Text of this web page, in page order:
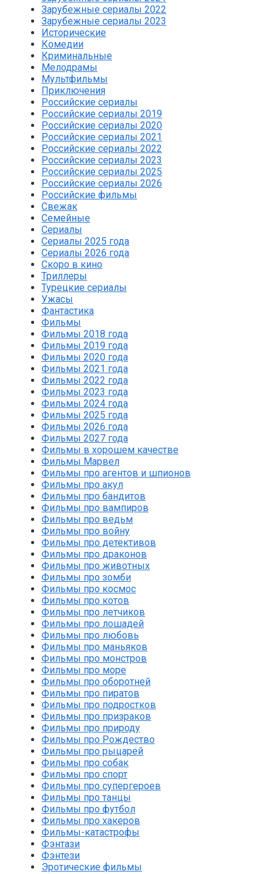
Зарубежные сериалы 2022
Зарубежные сериалы 2023
Исторические
Комедии
Криминальные
Мелодрамы
Мультфильмы
Приключения
Российские сериалы
Российские сериалы 2019
Российские сериалы 2020
Российские сериалы 2021
Российские сериалы 2022
Российские сериалы 2023
Российские сериалы 2025
Российские сериалы 2026
Российские фильмы
Свежак
Семейные
Сериалы
Сериалы 2025 года
Сериалы 2026 года
Скоро в кино
Триллеры
Турецкие сериалы
Ужасы
Фантастика
Фильмы
Фильмы 2018 года
Фильмы 2019 года
Фильмы 2020 года
Фильмы 2021 года
Фильмы 2022 года
Фильмы 2023 года
Фильмы 2024 года
Фильмы 2025 года
Фильмы 2026 года
Фильмы 2027 года
Фильмы в хорошем качестве
Фильмы Марвел
Фильмы про агентов и шпионов
Фильмы про акул
Фильмы про бандитов
Фильмы про вампиров
Фильмы про ведьм
Фильмы про войну
Фильмы про детективов
Фильмы про драконов
Фильмы про животных
Фильмы про зомби
Фильмы про космос
Фильмы про котов
Фильмы про летчиков
Фильмы про лошадей
Фильмы про любовь
Фильмы про маньяков
Фильмы про монстров
Фильмы про море
Фильмы про оборотней
Фильмы про пиратов
Фильмы про подростков
Фильмы про призраков
Фильмы про природу
Фильмы про Рождество
Фильмы про рыцарей
Фильмы про собак
Фильмы про спорт
Фильмы про супергероев
Фильмы про танцы
Фильмы про футбол
Фильмы про хакеров
Фильмы-катастрофы
Фэнтази
Фэнтези
Эротические фильмы